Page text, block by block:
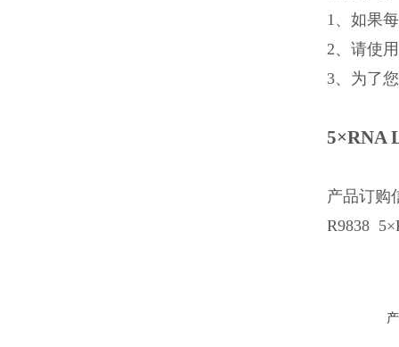
1、如果
2、请使
3、为了
5×RNA
产品订购
R9838